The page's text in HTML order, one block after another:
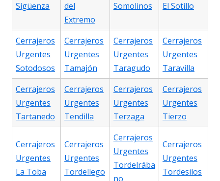
Sigüenza
del
Extremo
Somolinos
El Sotillo
Cerrajeros
Urgentes
Sotodosos
Cerrajeros
Urgentes
Tamajón
Cerrajeros
Urgentes
Taragudo
Cerrajeros
Urgentes
Taravilla
Cerrajeros
Urgentes
Tartanedo
Cerrajeros
Urgentes
Tendilla
Cerrajeros
Urgentes
Terzaga
Cerrajeros
Urgentes
Tierzo
Cerrajeros
Urgentes
La Toba
Cerrajeros
Urgentes
Tordellego
Cerrajeros
Urgentes
Tordelrába
no
Cerrajeros
Urgentes
Tordesilos